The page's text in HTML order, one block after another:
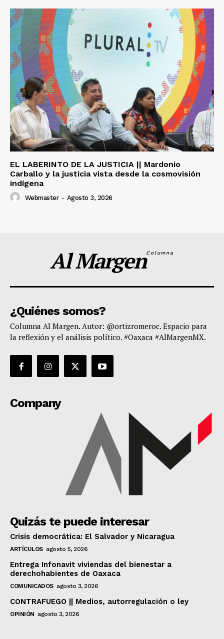
EL LABERINTO DE LA JUSTICIA || Mardonio
Carballo y la justicia vista desde la cosmovisión
indígena
Webmaster - Agosto 3, 2026
Al MargenColumna
¿Quiénes somos?
Columna Al Margen. Autor: @ortizromeroc. Espacio para
la reflexión y el análisis político. #Oaxaca #AlMargenMX.
Company
Quizás te puede interesar
Crisis democrática: El Salvador y Nicaragua
ARTÍCULOS agosto 5, 2026
Entrega Infonavit viviendas del bienestar a
derechohabientes de Oaxaca
COMUNICADOS agosto 3, 2026
CONTRAFUEGO || Medios, autorregulación o ley
OPINIÓN agosto 3, 2026